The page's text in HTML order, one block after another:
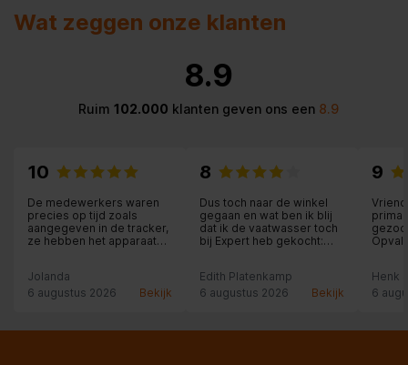
Wat zeggen onze klanten
8.9
Ruim 102.000 klanten geven ons een8.9
10
De medewerkers waren
precies op tijd zoals
aangegeven in de tracker,
ze hebben het apparaat
meegeholpen met
overladen en de oude
Jolanda
6 augustus 2026
Bekijk
8
Dus toch naar de winkel
gegaan en wat ben ik blij
dat ik de vaatwasser toch
bij Expert heb gekocht:
die alle tijd voor me nam
en met me meedacht. Ook
kastdeurtje in de keuken
Edith Platenkamp
6 augustus 2026
Bekijk
9
prima
Henk
6